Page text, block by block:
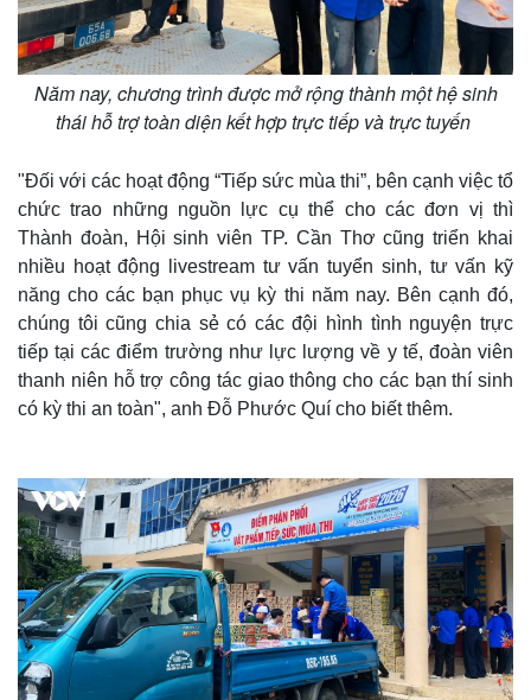
Thế giới
Quan sát
Cuộc sống đó đây
Hồ sơ
Multimedia
Video
Ảnh
E-Magazine
Infographic
Năm nay, chương trình được mở rộng thành một hệ sinh
thái hỗ trợ toàn diện kết hợp trực tiếp và trực tuyến
"Đối với các hoạt động “Tiếp sức mùa thi”, bên cạnh việc tổ
chức trao những nguồn lực cụ thể cho các đơn vị thì
Thành đoàn, Hội sinh viên TP. Cần Thơ cũng triển khai
nhiều hoạt động livestream tư vấn tuyển sinh, tư vấn kỹ
năng cho các bạn phục vụ kỳ thi năm nay. Bên cạnh đó,
chúng tôi cũng chia sẻ có các đội hình tình nguyện trực
tiếp tại các điểm trường như lực lượng về y tế, đoàn viên
thanh niên hỗ trợ công tác giao thông cho các bạn thí sinh
có kỳ thi an toàn", anh Đỗ Phước Quí cho biết thêm.